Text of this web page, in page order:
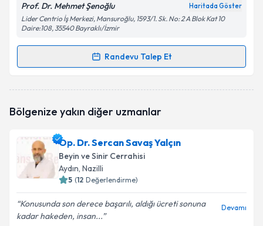
Metni'ni okudum ve kişisel verilerimin belirtilen
kapsamda işlenmesini kabul ediyorum.
Takvim Talebini Gönder
Prof. Dr. Mehmet Şenoğlu Haritada Göster
Lider Centrio İş Merkezi, Mansuroğlu, 1593/1. Sk. No: 2 A Blok Kat 10
Daire:108, 35540 Bayraklı/İzmir
Randevu Talep Et
Randevu Takvimi Talebi
talebi oluşturun. Size bu uzmandan randevu almanız
bilgilendireceğiz.
E-posta Adresiniz
Kişisel verilerimin işlenmesine ilişkin
Bölgenize yakın diğer uzmanlar
Op. Dr. Sercan Savaş Yalçın
Beyin ve Sinir Cerrahisi
Aydın, Nazilli
5 (12 Değerlendirme)
Konusunda son derece başarılı, aldığı ücreti sonuna
kadar hakeden, insan...
Devamı